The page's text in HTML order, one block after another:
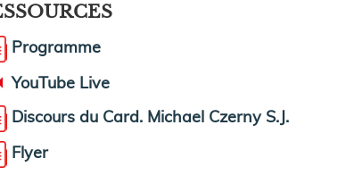
Programme
YouTube Live
Discours du Card. Michael Czerny S.J.
Flyer